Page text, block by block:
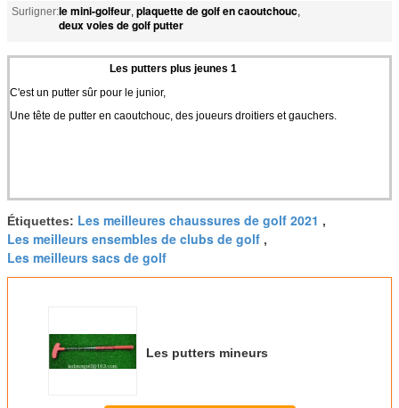
Surligner:le mini-golfeur, plaquette de golf en caoutchouc,
deux voies de golf putter
Les putters plus jeunes 1
C'est un putter sûr pour le junior,
Une tête de putter en caoutchouc, des joueurs droitiers et gauchers.
Étiquettes: Les meilleures chaussures de golf 2021 ,
Les meilleurs ensembles de clubs de golf ,
Les meilleurs sacs de golf
Les putters mineurs